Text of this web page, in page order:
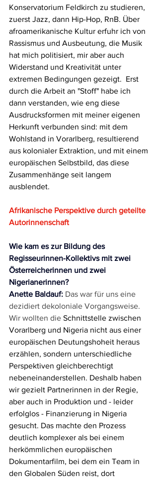
Konservatorium Feldkirch zu studieren,
zuerst Jazz, dann Hip-Hop, RnB. Über
afroamerikanische Kultur erfuhr ich von
Rassismus und Ausbeutung, die Musik
hat mich politisiert, mir aber auch
Widerstand und Kreativität unter
extremen Bedingungen gezeigt.  Erst
durch die Arbeit an "Stoff" habe ich
dann verstanden, wie eng diese
Ausdrucksformen mit meiner eigenen
Herkunft verbunden sind: mit dem
Wohlstand in Vorarlberg, resultierend
aus kolonialer Extraktion, und mit einem
europäischen Selbstbild, das diese
Zusammenhänge seit langem
ausblendet.
Afrikanische Perspektive durch geteilte
Autorinnenschaft
Wie kam es zur Bildung des
Regisseurinnen-Kollektivs mit zwei
Österreicherinnen und zwei
Nigerianerinnen?
Anette Baldauf: Das war für uns eine
dezidiert dekoloniale Vorgangsweise.
Wir wollten die Schnittstelle zwischen
Vorarlberg und Nigeria nicht aus einer
europäischen Deutungshoheit heraus
erzählen, sondern unterschiedliche
Perspektiven gleichberechtigt
nebeneinanderstellen. Deshalb haben
wir gezielt Partnerinnen in der Regie,
aber auch in Produktion und - leider
erfolglos - Finanzierung in Nigeria
gesucht. Das machte den Prozess
deutlich komplexer als bei einem
herkömmlichen europäischen
Dokumentarfilm, bei dem ein Team in
den Globalen Süden reist, dort